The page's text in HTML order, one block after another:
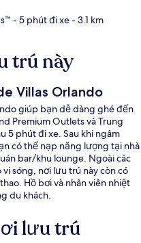
- 5 phút đi xe- 3.1 km
trú này
Villas Orlando
giúp bạn dễ dàng ghé đến
Premium Outlets và Trung
5 phút đi xe. Sau khi ngâm
có thể nạp năng lượng tại nhà
bar/khu lounge. Ngoài các
sóng, nơi lưu trú này còn có
Hồ bơi và nhân viên nhiệt
du khách.
lưu trú